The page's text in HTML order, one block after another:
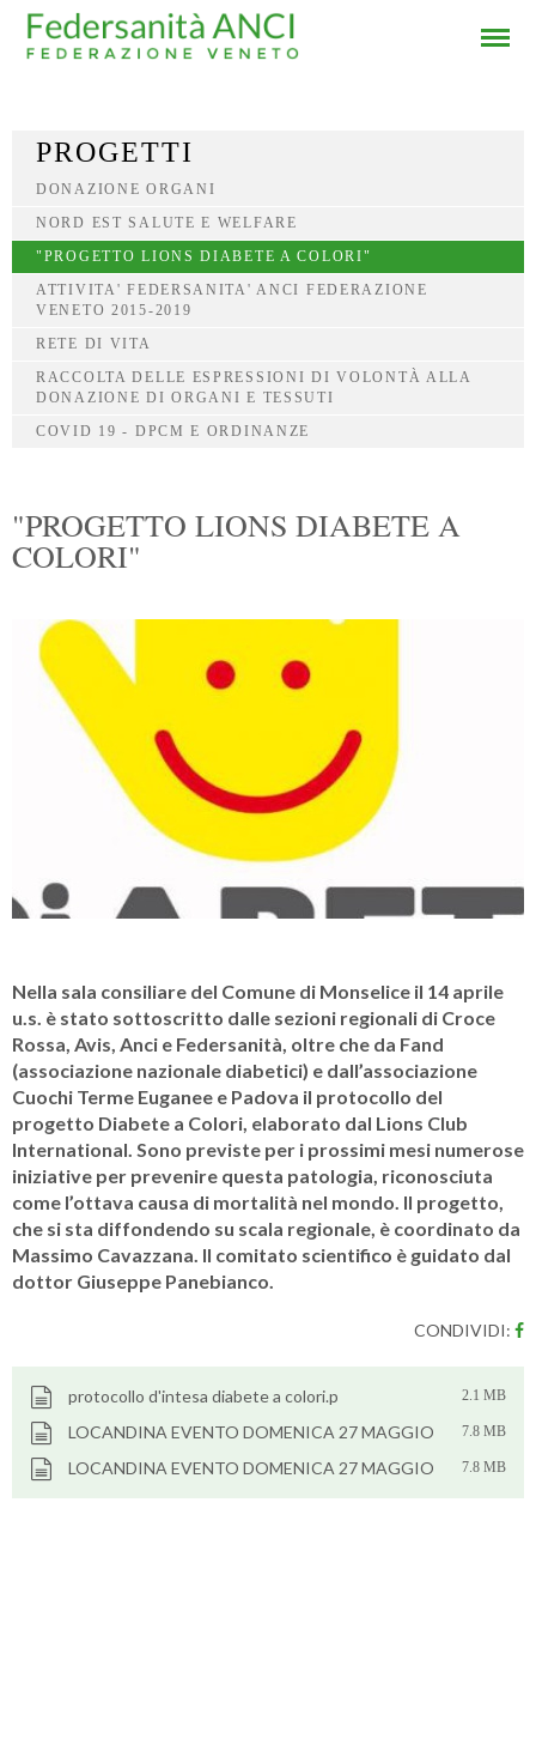
PROGETTI
DONAZIONE ORGANI
NORD EST SALUTE E WELFARE
"PROGETTO LIONS DIABETE A COLORI"
ATTIVITA' FEDERSANITA' ANCI FEDERAZIONE
VENETO 2015-2019
RETE DI VITA
RACCOLTA DELLE ESPRESSIONI DI VOLONTÀ ALLA
DONAZIONE DI ORGANI E TESSUTI
COVID 19 - DPCM E ORDINANZE
"PROGETTO LIONS DIABETE A
COLORI"
Nella sala consiliare del Comune di Monselice il 14 aprile
u.s. è stato sottoscritto dalle sezioni regionali di Croce
Rossa, Avis, Anci e Federsanità, oltre che da Fand
(associazione nazionale diabetici) e dall’associazione
Cuochi Terme Euganee e Padova il protocollo del
progetto Diabete a Colori, elaborato dal Lions Club
International. Sono previste per i prossimi mesi numerose
iniziative per prevenire questa patologia, riconosciuta
come l’ottava causa di mortalità nel mondo. Il progetto,
che si sta diffondendo su scala regionale, è coordinato da
Massimo Cavazzana. Il comitato scientifico è guidato dal
dottor Giuseppe Panebianco.
CONDIVIDI:
protocollo d'intesa diabete a colori.p 2.1 MB
LOCANDINA EVENTO DOMENICA 27 MAGGIO 7.8 MB
LOCANDINA EVENTO DOMENICA 27 MAGGIO 7.8 MB